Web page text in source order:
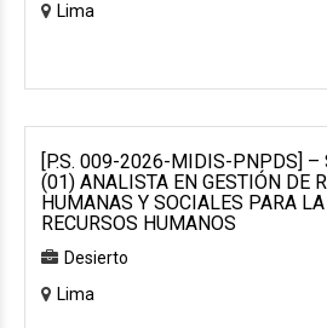
Lima
[P.S. 009-2026-MIDIS-PNPDS] –
(01) ANALISTA EN GESTIÓN DE
HUMANAS Y SOCIALES PARA
RECURSOS HUMANOS
Desierto
Lima